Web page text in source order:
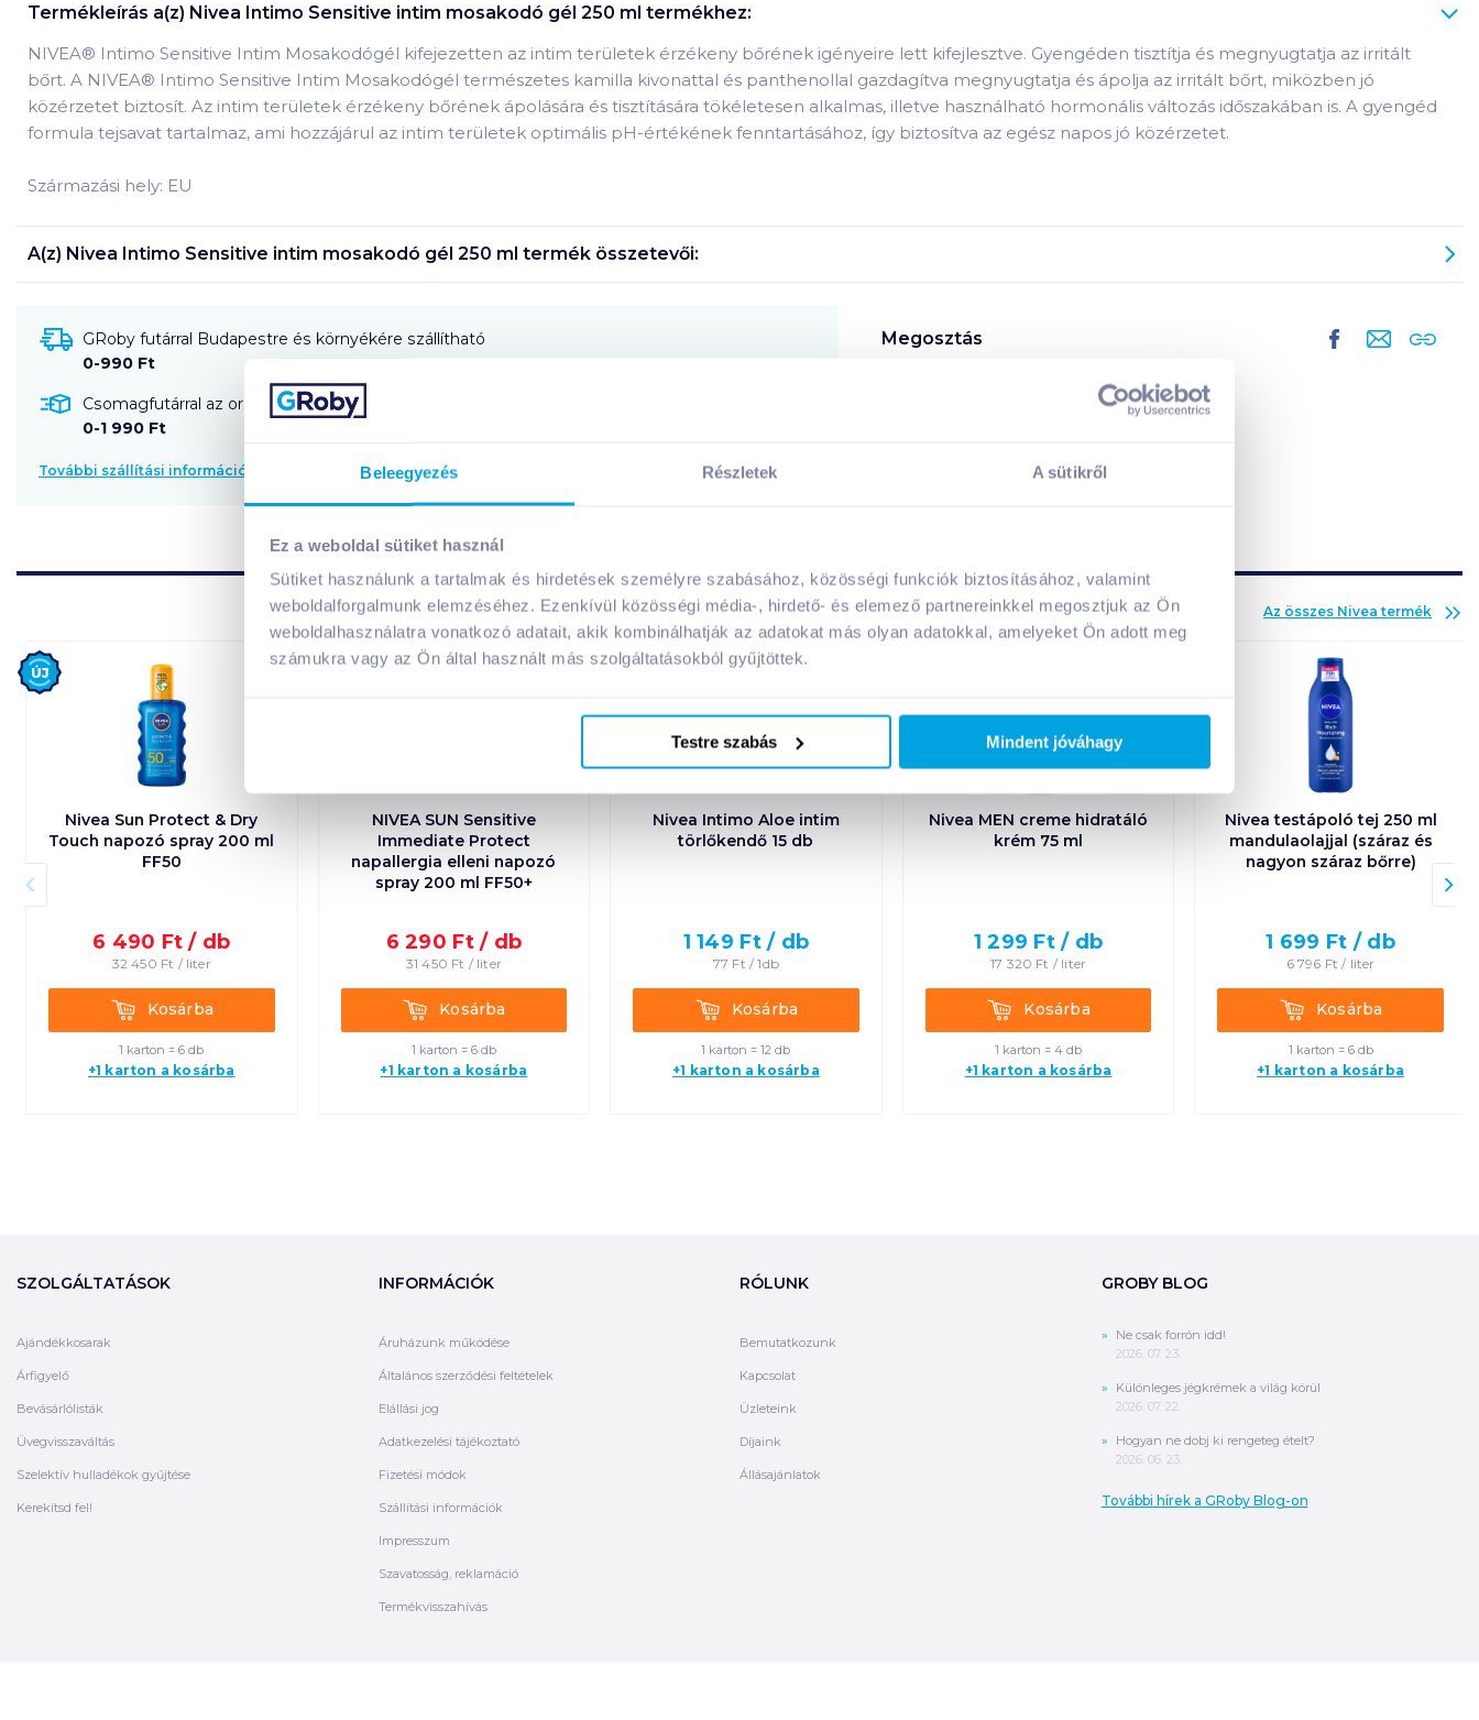
Beleegyezés Részletek A sütikről
Ez a weboldal sütiket használ
Sütiket használunk a tartalmak és hirdetések személyre szabásához, közösségi funkciók biztosításához, valamint
weboldalforgalmunk elemzéséhez. Ezenkívül közösségi média-, hirdető- és elemező partnereinkkel megosztjuk az Ön
weboldalhasználatra vonatkozó adatait, akik kombinálhatják az adatokat más olyan adatokkal, amelyeket Ön adott meg
számukra vagy az Ön által használt más szolgáltatásokból gyűjtöttek.
Testre szabás Mindent jóváhagy
Termékleírás a(z) Nivea Intimo Sensitive intim mosakodó gél 250 ml termékhez:
NIVEA® Intimo Sensitive Intim Mosakodógél kifejezetten az intim területek érzékeny bőrének igényeire lett kifejlesztve. Gyengéden tisztítja és megnyugtatja az irritált
bőrt. A NIVEA® Intimo Sensitive Intim Mosakodógél természetes kamilla kivonattal és panthenollal gazdagítva megnyugtatja és ápolja az irritált bőrt, miközben jó
közérzetet biztosít. Az intim területek érzékeny bőrének ápolására és tisztítására tökéletesen alkalmas, illetve használható hormonális változás időszakában is. A gyengéd
formula tejsavat tartalmaz, ami hozzájárul az intim területek optimális pH-értékének fenntartásához, így biztosítva az egész napos jó közérzetet.
Származási hely: EU
A(z) Nivea Intimo Sensitive intim mosakodó gél 250 ml termék összetevői:
GRoby futárral Budapestre és környékére szállítható
0-990 Ft
Csomagfutárral az ország egész területére szállítható!
0-1 990 Ft
További szállítási információk
Megosztás
Az összes Nivea termék
Nivea Sun Protect & Dry
Touch napozó spray 200 ml
FF50
6 490 Ft / db
32 450 Ft / liter
KosárbaKosárba
1 karton = 6 db
+1 karton a kosárba
Új
NIVEA SUN Sensitive
Immediate Protect
napallergia elleni napozó
spray 200 ml FF50+
6 290 Ft / db
31 450 Ft / liter
KosárbaKosárba
1 karton = 6 db
+1 karton a kosárba
Új
Nivea Intimo Aloe intim
törlőkendő 15 db
1 149 Ft / db
77 Ft /1db
KosárbaKosárba
1 karton = 12 db
+1 karton a kosárba
Nivea MEN creme hidratáló
krém 75 ml
1 299 Ft / db
17 320 Ft / liter
KosárbaKosárba
1 karton = 4 db
+1 karton a kosárba
Nivea testápoló tej 250 ml
mandulaolajjal (száraz és
nagyon száraz bőrre)
1 699 Ft / db
6 796 Ft / liter
KosárbaKosárba
1 karton = 6 db
+1 karton a kosárba
SZOLGÁLTATÁSOK
Ajándékkosarak
Árfigyelő
Bevásárlólisták
Üvegvisszaváltás
Szelektív hulladékok gyűjtése
Kerekítsd fel!
INFORMÁCIÓK
Áruházunk működése
Általános szerződési feltételek
Elállási jog
Adatkezelési tájékoztató
Fizetési módok
Szállítási információk
Impresszum
Szavatosság, reklamáció
Termékvisszahívás
RÓLUNK
Bemutatkozunk
Kapcsolat
Üzleteink
Díjaink
Állásajánlatok
GROBY BLOG
Ne csak forrón idd!
2026. 07. 23.
Különleges jégkrémek a világ körül
2026. 07. 22.
Hogyan ne dobj ki rengeteg ételt?
2026. 06. 23.
További hírek a GRoby Blog-on